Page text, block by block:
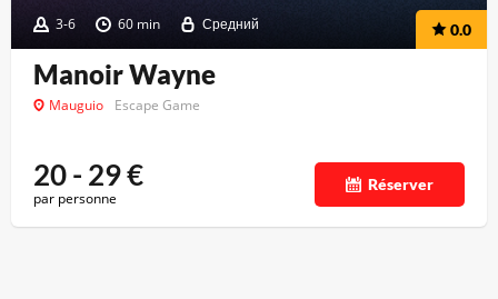
3-6 60 min Средний 0.0
Manoir Wayne
Mauguio Escape Game
20 - 29€
par personne
Réserver